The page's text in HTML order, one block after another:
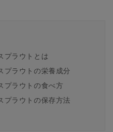
プラウトとは
プラウトの栄養成分
プラウトの食べ方
プラウトの保存方法